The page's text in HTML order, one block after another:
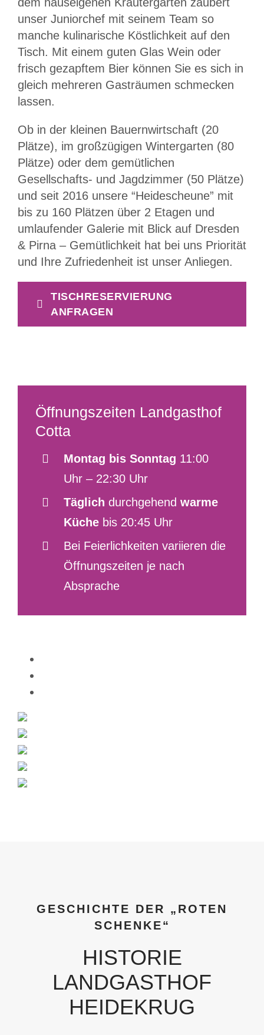
unser Juniorchef mit seinem Team so
manche kulinarische Köstlichkeit auf den
Tisch. Mit einem guten Glas Wein oder
frisch gezapftem Bier können Sie es sich in
gleich mehreren Gasträumen schmecken
lassen.
Ob in der kleinen Bauernwirtschaft (20
Plätze), im großzügigen Wintergarten (80
Plätze) oder dem gemütlichen
Gesellschafts- und Jagdzimmer (50 Plätze)
und seit 2016 unsere “Heidescheune” mit
bis zu 160 Plätzen über 2 Etagen und
umlaufender Galerie mit Blick auf Dresden
& Pirna – Gemütlichkeit hat bei uns Priorität
und Ihre Zufriedenheit ist unser Anliegen.
TISCHRESERVIERUNG
ANFRAGEN
Öffnungszeiten Landgasthof
Cotta
Montag bis Sonntag 11:00
Uhr – 22:30 Uhr
Täglich durchgehend warme
Küche bis 20:45 Uhr
Bei Feierlichkeiten variieren die
Öffnungszeiten je nach
Absprache
GESCHICHTE DER „ROTEN
SCHENKE“
HISTORIE
LANDGASTHOF
HEIDEKRUG